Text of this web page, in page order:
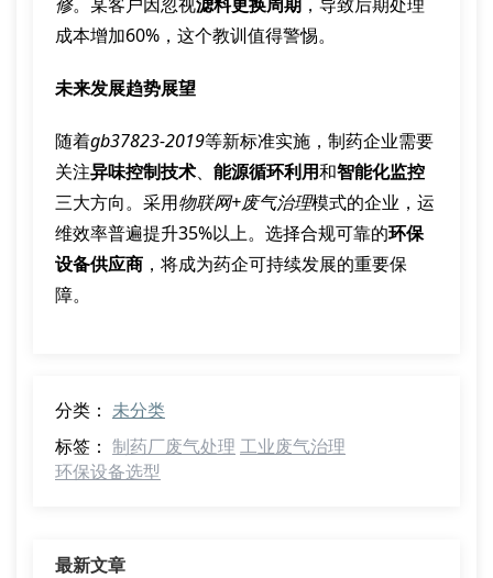
成本增加60%，这个教训值得警惕。
未来发展趋势展望
随着gb37823-2019等新标准实施，制药企业需要
关注异味控制技术、 能源循环利用和智能化监控
三大方向。采用物联网+废气治理模式的企业，运
维效率普遍提升35%以上。选择合规可靠的环保
设备供应商 ，将成为药企可持续发展的重要保
障。
分类： 未分类
标签： 制药厂废气处理 工业废气治理
环保设备选型
最新文章